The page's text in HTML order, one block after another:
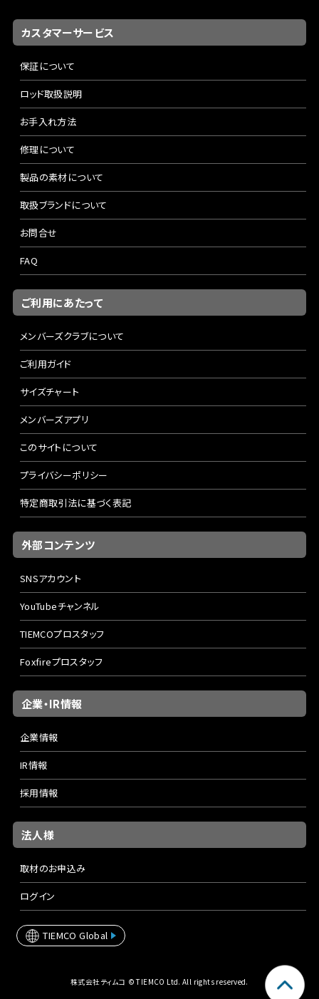
カスタマーサービス
保証について
ロッド取扱説明
お手入れ方法
修理について
製品の素材について
取扱ブランドについて
お問合せ
FAQ
ご利用にあたって
メンバーズクラブについて
ご利用ガイド
サイズチャート
メンバーズアプリ
このサイトについて
プライバシーポリシー
特定商取引法に基づく表記
外部コンテンツ
SNSアカウント
YouTubeチャンネル
TIEMCOプロスタッフ
Foxfireプロスタッフ
企業・IR情報
企業情報
IR情報
採用情報
法人様
取材のお申込み
ログイン
TIEMCO Global
株式会社ティムコ © TIEMCO Ltd. All rights reserved.